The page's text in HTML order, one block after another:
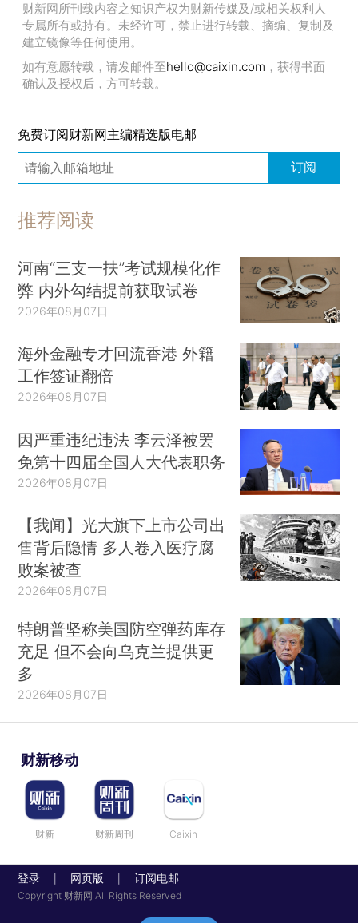
财新网所刊载内容之知识产权为财新传媒及/或相关权利人
专属所有或持有。未经许可，禁止进行转载、摘编、复制及
建立镜像等任何使用。
如有意愿转载，请发邮件至hello@caixin.com ，获得书面
确认及授权后，方可转载。
免费订阅财新网主编精选版电邮
订阅
推荐阅读
河南“三支一扶”考试规模化作
弊 内外勾结提前获取试卷
2026年08月07日
海外金融专才回流香港 外籍
工作签证翻倍
2026年08月07日
因严重违纪违法 李云泽被罢
免第十四届全国人大代表职务
2026年08月07日
【我闻】光大旗下上市公司出
售背后隐情 多人卷入医疗腐
败案被查
2026年08月07日
特朗普坚称美国防空弹药库存
充足 但不会向乌克兰提供更
多
2026年08月07日
财新移动
财新 财新周刊 Caixin
登录 网页版 订阅电邮
Copyright 财新网 All Rights Reserved